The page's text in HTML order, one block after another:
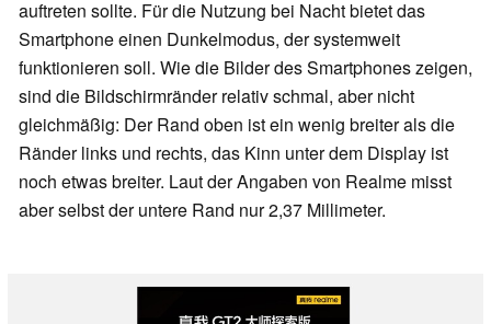
auftreten sollte. Für die Nutzung bei Nacht bietet das
Smartphone einen Dunkelmodus, der systemweit
funktionieren soll. Wie die Bilder des Smartphones zeigen,
sind die Bildschirmränder relativ schmal, aber nicht
gleichmäßig: Der Rand oben ist ein wenig breiter als die
Ränder links und rechts, das Kinn unter dem Display ist
noch etwas breiter. Laut der Angaben von Realme misst
aber selbst der untere Rand nur 2,37 Millimeter.